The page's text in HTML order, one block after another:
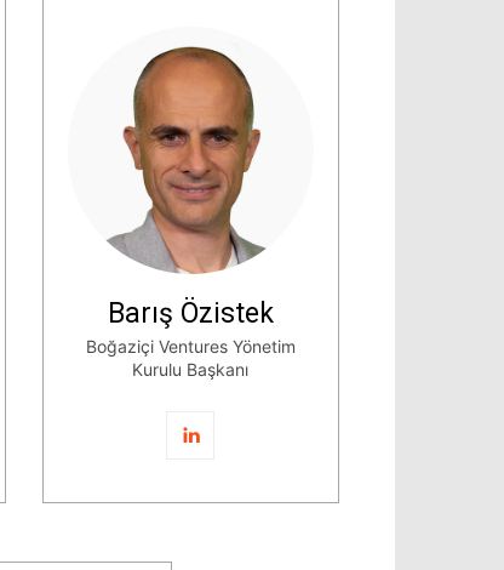
Barış Özistek
Boğaziçi Ventures Yönetim
Kurulu Başkanı